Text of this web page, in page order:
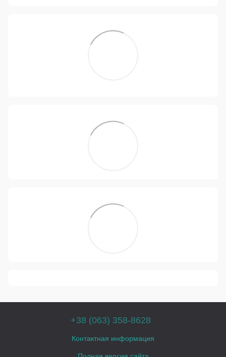
+38 (063) 358-8628
Контактная информация